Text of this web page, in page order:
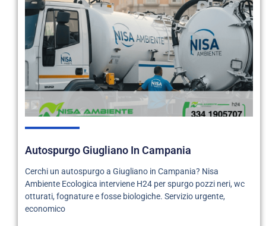
Autospurgo Giugliano In Campania
Cerchi un autospurgo a Giugliano in Campania? Nisa
Ambiente Ecologica interviene H24 per spurgo pozzi neri, wc
otturati, fognature e fosse biologiche. Servizio urgente,
economico